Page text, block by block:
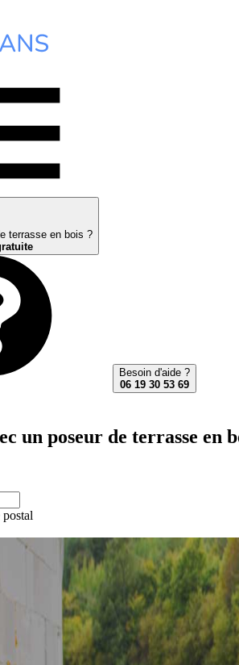
terrasse en bois ?
Besoin d'aide ?
06 19 30 53 69
un poseur de terrasse en